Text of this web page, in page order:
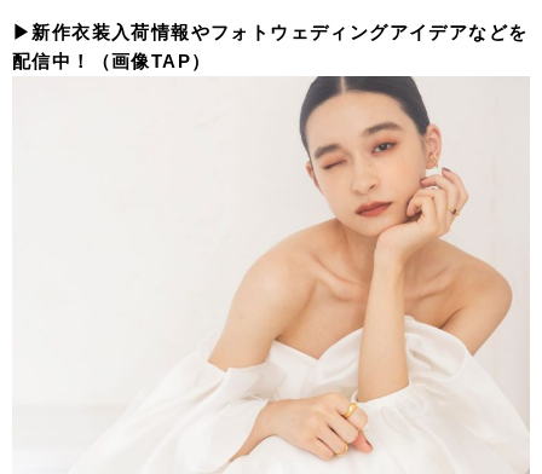
▶︎新作衣装入荷情報やフォトウェディングアイデアなどを
配信中！（画像TAP）